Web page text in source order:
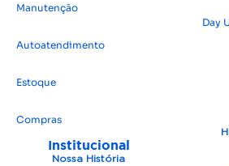
Manutenção
Autoatendimento
Estoque
Compras
Day
Institucional
Nossa História